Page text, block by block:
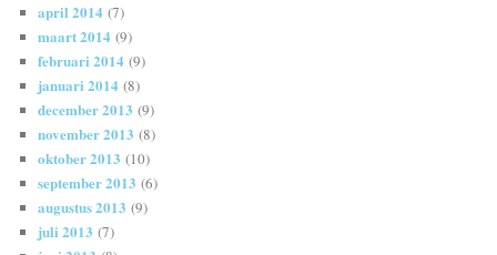
april 2014 (7)
maart 2014 (9)
februari 2014 (9)
januari 2014 (8)
december 2013 (9)
november 2013 (8)
oktober 2013 (10)
september 2013 (6)
augustus 2013 (9)
juli 2013 (7)